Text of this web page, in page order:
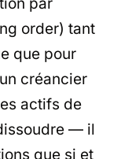
order) tant
que pour
créancier
actifs de
— il
que si et